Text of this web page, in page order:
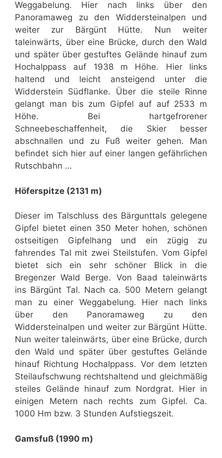
Weggabelung. Hier nach links über den
Panoramaweg zu den Widdersteinalpen und
weiter zur Bärgünt Hütte. Nun weiter
taleinwärts, über eine Brücke, durch den Wald
und später über gestuftes Gelände hinauf zum
Hochalppass auf 1938 m Höhe. Hier links
haltend und leicht ansteigend unter die
Widderstein Südflanke. Über die steile Rinne
gelangt man bis zum Gipfel auf auf 2533 m
Höhe. Bei hartgefrorener
Schneebeschaffenheit, die Skier besser
abschnallen und zu Fuß weiter gehen. Man
befindet sich hier auf einer langen gefährlichen
Rutschbahn …
Höferspitze (2131 m)
Dieser im Talschluss des Bärgunttals gelegene
Gipfel bietet einen 350 Meter hohen, schönen
ostseitigen Gipfelhang und ein zügig zu
fahrendes Tal mit zwei Steilstufen. Vom Gipfel
bietet sich ein sehr schöner Blick in die
Bregenzer Wald Berge. Von Baad taleinwärts
ins Bärgünt Tal. Nach ca. 500 Metern gelangt
man zu einer Weggabelung. Hier nach links
über den Panoramaweg zu den
Widdersteinalpen und weiter zur Bärgünt Hütte.
Nun weiter taleinwärts, über eine Brücke, durch
den Wald und später über gestuftes Gelände
hinauf Richtung Hochalppass. Vor dem letzten
Steilaufschwung rechtshaltend und gleichmäßig
steiles Gelände hinauf zum Nordgrat. Hier in
einigen Metern nach rechts zum Gipfel. Ca.
1000 Hm bzw. 3 Stunden Aufstiegszeit.
Gamsfuß (1990 m)